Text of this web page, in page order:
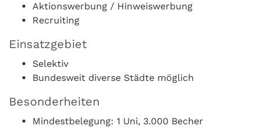
Aktionswerbung / Hinweiswerbung
Recruiting
Einsatzgebiet
Selektiv
Bundesweit diverse Städte möglich
Besonderheiten
Mindestbelegung: 1 Uni, 3.000 Becher